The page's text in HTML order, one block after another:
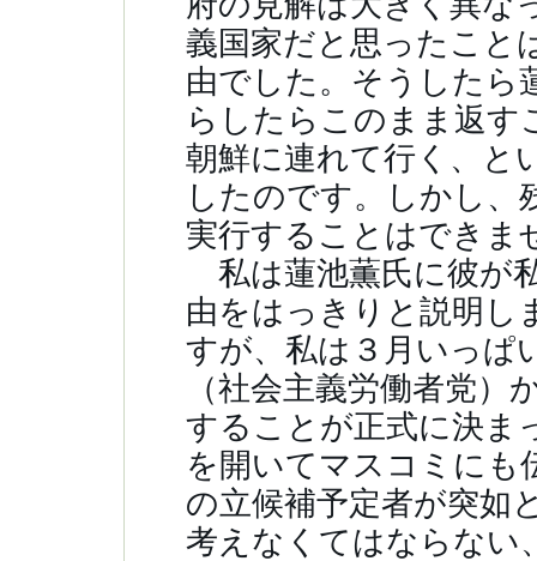
義国家だと思ったこと
由でした。そうしたら
らしたらこのまま返す
朝鮮に連れて行く、と
したのです。しかし、
実行することはでき
私は蓮池薫氏に彼が
由をはっきりと説明し
すが、私は３月いっぱ
（社会主義労働者党）
することが正式に決ま
を開いてマスコミにも
の立候補予定者が突如
考えなくてはならない